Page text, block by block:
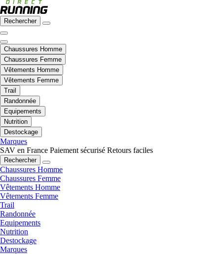
Rechercher
Chaussures Homme
Chaussures Femme
Vêtements Homme
Vêtements Femme
Trail
Randonnée
Equipements
Nutrition
Destockage
Marques
SAV en France Paiement sécurisé Retours faciles
Rechercher
Chaussures Homme
Chaussures Femme
Vêtements Homme
Vêtements Femme
Trail
Randonnée
Equipements
Nutrition
Destockage
Marques